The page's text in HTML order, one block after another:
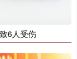
6人受伤